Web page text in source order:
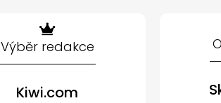
Výběr redakce
Kiwi.com